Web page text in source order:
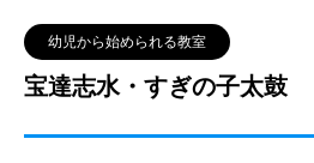
幼児から始められる教室
宝達志水・すぎの子太鼓